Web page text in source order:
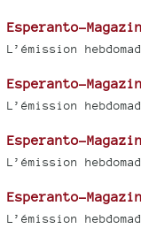
Esperanto-
L’émission
Esperanto-
L’émission
Esperanto-
L’émission
Esperanto-
L’émission